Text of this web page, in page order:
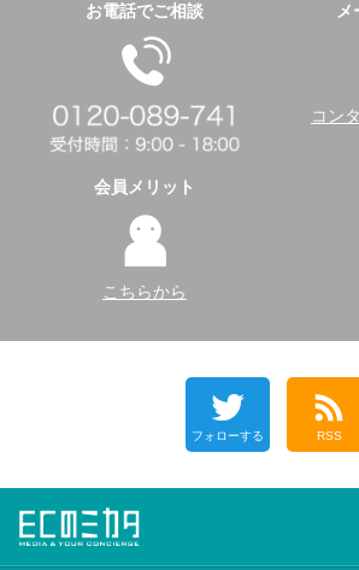
お電話でご相談 メ
コン
会員メリット
こちらから
フォローする RSS